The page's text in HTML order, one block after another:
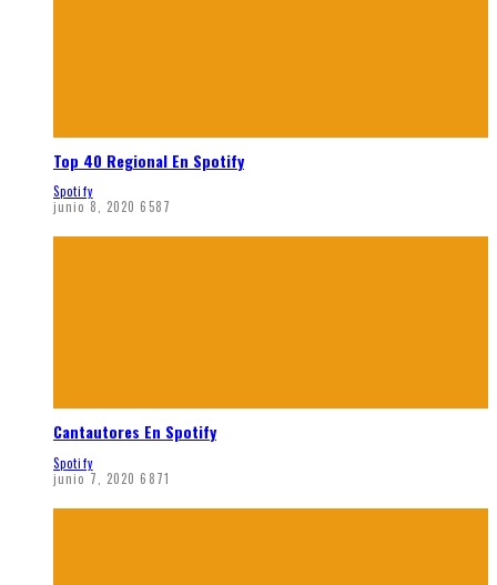
Top 40 Regional En Spotify
Spotify
junio 8, 2020 6587
Cantautores En Spotify
Spotify
junio 7, 2020 6871